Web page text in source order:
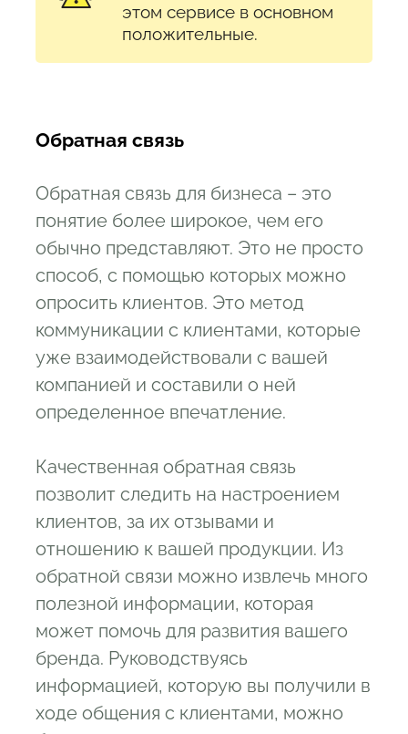
этом сервисе в основном
положительные.
Обратная связь
Обратная связь для бизнеса – это
понятие более широкое, чем его
обычно представляют. Это не просто
способ, с помощью которых можно
опросить клиентов. Это метод
коммуникации с клиентами, которые
уже взаимодействовали с вашей
компанией и составили о ней
определенное впечатление.
Качественная обратная связь
позволит следить на настроением
клиентов, за их отзывами и
отношению к вашей продукции. Из
обратной связи можно извлечь много
полезной информации, которая
может помочь для развития вашего
бренда. Руководствуясь
информацией, которую вы получили в
ходе общения с клиентами, можно